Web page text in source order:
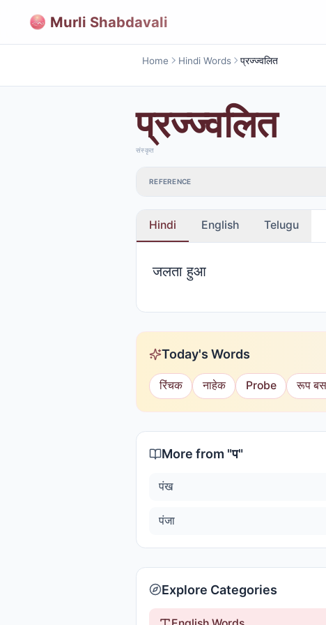
Murli Shabdavali
Home Hindi Words प्रज्ज्वलित
प्रज्ज्वलित
संस्कृत
REFERENCE
Hindi English Telugu
जलता हुआ
Today's Words
रिंचक नाहेक Probe रूप
More from "प"
पंख
पंजा
Explore Categories